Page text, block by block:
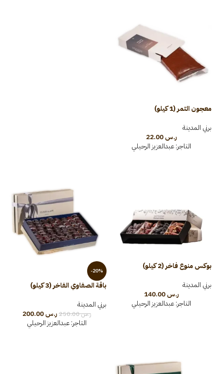
معجون التمر (1 كيلو)
برني المدينة
ر.س22.00
التاجر:عبدالعزيز الرحيلي
بوكس منوع فاخر (2 كيلو)
برني المدينة
ر.س140.00
التاجر:عبدالعزيز الرحيلي
-20%
باقة الصفاوي الفاخر (3 كيلو)
برني المدينة
ر.س250.00 ر.س200.00
التاجر:عبدالعزيز الرحيلي